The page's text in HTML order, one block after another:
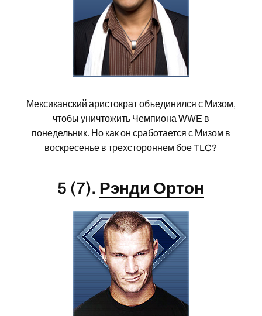
Мексиканский аристократ объединился с Мизом,
чтобы уничтожить Чемпиона WWE в
понедельник. Но как он сработается с Мизом в
воскресенье в трехстороннем бое TLC?
5 (7). Рэнди Ортон